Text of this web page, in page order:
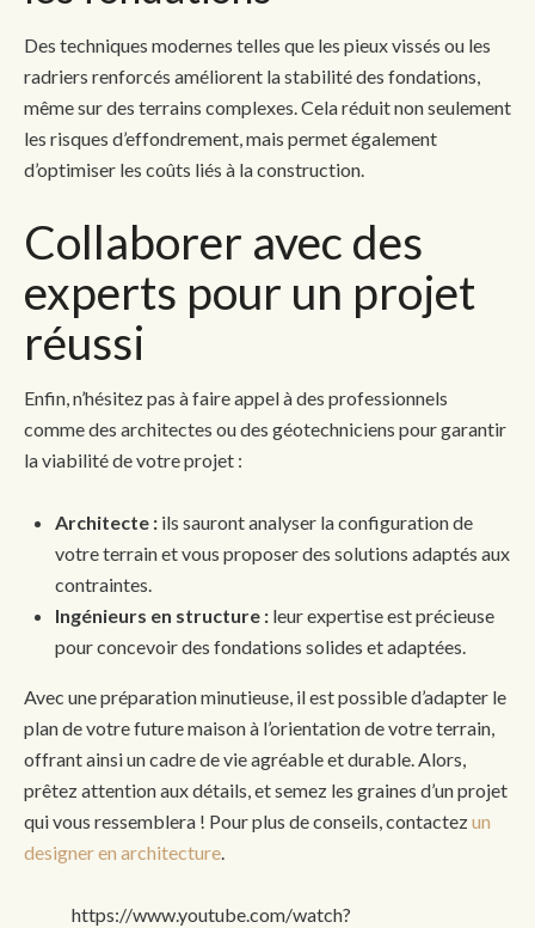
Des techniques modernes telles que les pieux vissés ou les
radriers renforcés améliorent la stabilité des fondations,
même sur des terrains complexes. Cela réduit non seulement
les risques d’effondrement, mais permet également
d’optimiser les coûts liés à la construction.
Collaborer avec des
experts pour un projet
réussi
Enfin, n’hésitez pas à faire appel à des professionnels
comme des architectes ou des géotechniciens pour garantir
la viabilité de votre projet :
Architecte : ils sauront analyser la configuration de
votre terrain et vous proposer des solutions adaptés aux
contraintes.
Ingénieurs en structure : leur expertise est précieuse
pour concevoir des fondations solides et adaptées.
Avec une préparation minutieuse, il est possible d’adapter le
plan de votre future maison à l’orientation de votre terrain,
offrant ainsi un cadre de vie agréable et durable. Alors,
prêtez attention aux détails, et semez les graines d’un projet
qui vous ressemblera ! Pour plus de conseils, contactezun
designer en architecture
https://www.youtube.com/watch?